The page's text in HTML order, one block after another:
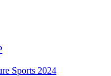
Sports 2024